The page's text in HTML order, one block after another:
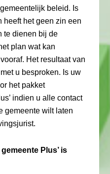
beleid. Is
heeft het geen zin een
te dienen bij de
plan wat kan
Het resultaat van
u besproken. Is uw
het pakket
indien u alle contact
gemeente wilt laten
Plus’ is